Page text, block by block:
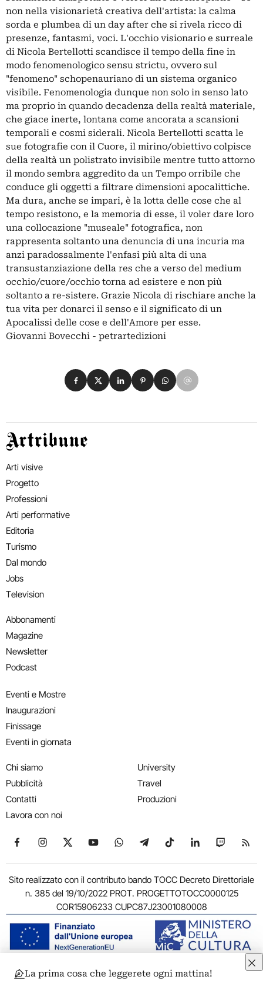
non nella visionarietà creativa dell'artista: la calma
sorda e plumbea di un day after che si rivela ricco di
presenze, fantasmi, voci. L'occhio visionario e surreale
di Nicola Bertellotti scandisce il tempo della fine in
modo fenomenologico sensu strictu, ovvero sul
"fenomeno" schopenauriano di un sistema organico
visibile. Fenomenologia dunque non solo in senso lato
ma proprio in quando decadenza della realtà materiale,
che giace inerte, lontana come ancorata a scansioni
temporali e cosmi siderali. Nicola Bertellotti scatta le
sue fotografie con il Cuore, il mirino/obiettivo colpisce
della realtà un polistrato invisibile mentre tutto attorno
il mondo sembra aggredito da un Tempo orribile che
conduce gli oggetti a filtrare dimensioni apocalittiche.
Ma dura, anche se impari, è la lotta delle cose che al
tempo resistono, e la memoria di esse, il voler dare loro
una collocazione "museale" fotografica, non
rappresenta soltanto una denuncia di una incuria ma
anzi paradossalmente l'enfasi più alta di una
transustanziazione della res che a verso del medium
occhio/cuore/occhio torna ad esistere e non più
soltanto a re-sistere. Grazie Nicola di rischiare anche la
tua vita per donarci il senso e il significato di un
Apocalissi delle cose e dell'Amore per esse.
Giovanni Bovecchi - petrartedizioni
Condividi su Facebook
Condividi su X
Condividi su LinkedIn
Condividi su Pinterest
Condividi su WhatsApp
Condividi su Email
Artribune
Arti visive
Progetto
Professioni
Arti performative
Editoria
Turismo
Dal mondo
Jobs
Television
Abbonamenti
Magazine
Newsletter
Podcast
Eventi e Mostre
Inaugurazioni
Finissage
Eventi in giornata
Chi siamo
Pubblicità
Contatti
Lavora con noi
University
Travel
Produzioni
Seguici su Facebook
Seguici su Instagram
Seguici su X
Seguici su YouTube
Seguici su WhatsApp
Seguici su Telegram
Seguici su TikTok
Seguici su
Seguici
Sito realizzato con il contributo bando TOCC Decreto Direttoriale
n. 385 del 19/10/2022 PROT. PROGETTOTOCC0000125
COR15906233 CUPC87J23001080008
© 2011-2026 ARTRIBUNE srl – Corso Vittorio Emanuele II, 287 –
La prima cosa che leggerete ogni mattina!